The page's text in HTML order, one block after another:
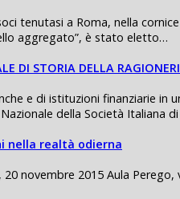
tenutasi a Roma, nella
aggregato”, è stato eletto…
DI STORIA DELLA
e di istituzioni finanziarie
della Società Italiana
nella realtà odierna
20 novembre 2015 Aula